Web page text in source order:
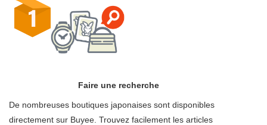
Faire une recherche
De nombreuses boutiques japonaises sont disponibles
directement sur Buyee. Trouvez facilement les articles